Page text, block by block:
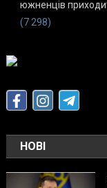
южненців
(7 298)
НОВІ